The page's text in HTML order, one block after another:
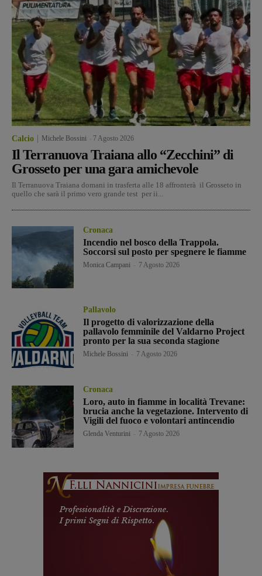
Calcio Michele Bossini 7 Agosto 2026
Il Terranuova Traiana allo “Zecchini” di
Grosseto per una gara amichevole
Il Terranuova Traiana domani in trasferta alle 18 affronterà il Grosseto in
quello che sarà il primo vero grande test per ii...
Cronaca
Incendio nel bosco della Trappola.
Soccorsi sul posto per spegnere le fiamme
Monica Campani 7 Agosto 2026
Pallavolo
Il progetto di valorizzazione della
pallavolo femminile del Valdarno Project
pronto per la sua seconda stagione
Michele Bossini 7 Agosto 2026
Cronaca
Loro, auto in fiamme in località Trevane:
brucia anche la vegetazione. Intervento di
Vigili del fuoco e volontari antincendio
Glenda Venturini 7 Agosto 2026